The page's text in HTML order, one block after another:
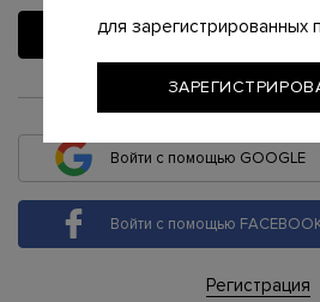
ВОЙТИ
или
Войти с помощью GOOGLE
Войти с помощью
Регистрация
для зарегистрированных